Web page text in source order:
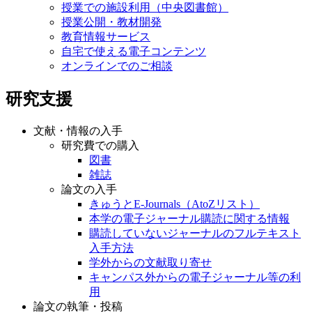
授業での施設利用（中央図書館）
授業公開・教材開発
教育情報サービス
自宅で使える電子コンテンツ
オンラインでのご相談
研究支援
文献・情報の入手
研究費での購入
図書
雑誌
論文の入手
きゅうとE-Journals（AtoZリスト）
本学の電子ジャーナル購読に関する情報
購読していないジャーナルのフルテキスト
入手方法
学外からの文献取り寄せ
キャンパス外からの電子ジャーナル等の利
用
論文の執筆・投稿